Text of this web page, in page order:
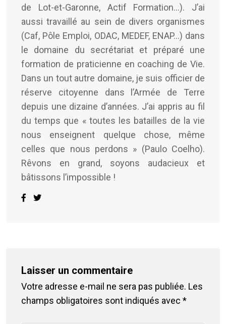
de Lot-et-Garonne, Actif Formation...). J’ai
aussi travaillé au sein de divers organismes
(Caf, Pôle Emploi, ODAC, MEDEF, ENAP…) dans
le domaine du secrétariat et préparé une
formation de praticienne en coaching de Vie.
Dans un tout autre domaine, je suis officier de
réserve citoyenne dans l’Armée de Terre
depuis une dizaine d’années. J’ai appris au fil
du temps que « toutes les batailles de la vie
nous enseignent quelque chose, même
celles que nous perdons » (Paulo Coelho).
Rêvons en grand, soyons audacieux et
bâtissons l’impossible !
Laisser un commentaire
Votre adresse e-mail ne sera pas publiée. Les
champs obligatoires sont indiqués avec *